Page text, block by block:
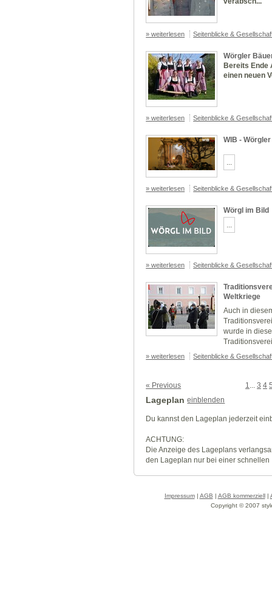
» weiterlesen Seitenblicke &
Wörgler
Bereits Ende
einen neuen
» weiterlesen Seitenblicke &
WIB -
» weiterlesen Seitenblicke &
Wörgl im Bild
» weiterlesen Seitenblicke &
Weltkriege
Auch in
wurde in
» weiterlesen Seitenblicke &
« Previous 1... 3 4
Lageplan einblenden
Du kannst den Lageplan jederzeit
ACHTUNG:
Die Anzeige des Lageplans
den Lageplan nur bei einer
Impressum| AGB | AGB kommerziell|
Copyright © 2007